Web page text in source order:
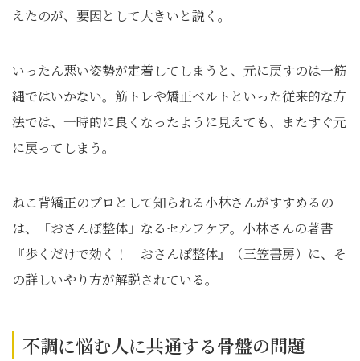
えたのが、要因として大きいと説く。
いったん悪い姿勢が定着してしまうと、元に戻すのは一筋
縄ではいかない。筋トレや矯正ベルトといった従来的な方
法では、一時的に良くなったように見えても、またすぐ元
に戻ってしまう。
ねこ背矯正のプロとして知られる小林さんがすすめるの
は、「おさんぽ整体」なるセルフケア。小林さんの著書
『歩くだけで効く！ おさんぽ整体』（三笠書房）に、そ
の詳しいやり方が解説されている。
不調に悩む人に共通する骨盤の問題